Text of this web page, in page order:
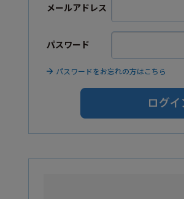
メールアドレス
パスワード
パスワードをお忘れの方はこちら